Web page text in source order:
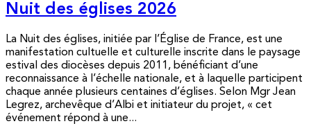
Nuit des églises 2026
La Nuit des églises, initiée par l’Église de France, est une
manifestation cultuelle et culturelle inscrite dans le paysage
estival des diocèses depuis 2011, bénéficiant d’une
reconnaissance à l’échelle nationale, et à laquelle participent
chaque année plusieurs centaines d’églises. Selon Mgr Jean
Legrez, archevêque d’Albi et initiateur du projet, « cet
événement répond à une...